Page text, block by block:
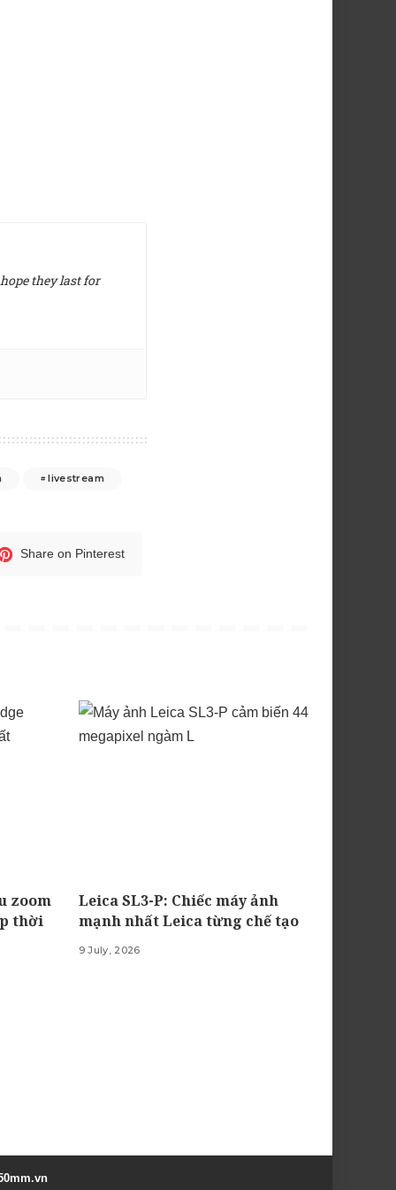
they last for
livestream
Share on Pinterest
zoom
thời
Leica SL3-P: Chiếc máy ảnh
mạnh nhất Leica từng chế tạo
9 July, 2026